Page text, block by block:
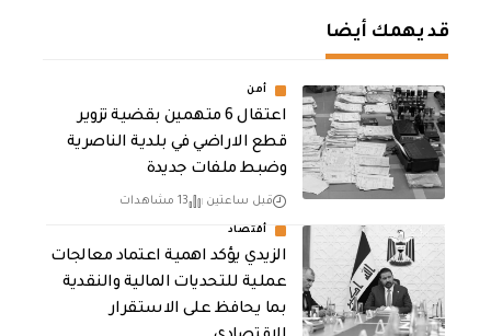
قد يهمك أيضا
أمن
اعتقال 6 متهمين بقضية تزوير
قطع الاراضي في بلدية الناصرية
وضبط ملفات جديدة
قبل ساعتين 13 مشاهدات
أقتصاد
الزيدي يؤكد اهمية اعتماد معالجات
عملية للتحديات المالية والنقدية
بما يحافظ على الاستقرار